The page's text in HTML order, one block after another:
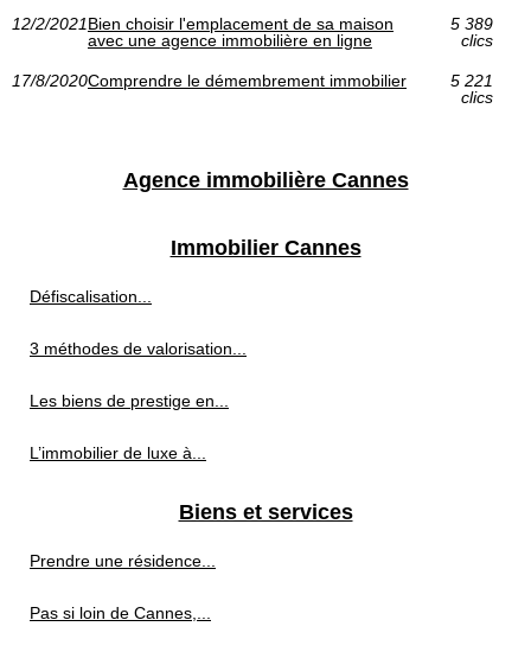
12/2/2021Bien choisir l'emplacement de sa maison
avec une agence immobilière en ligne
5 389
clics
17/8/2020Comprendre le démembrement immobilier
5 221
clics
Agence immobilière Cannes
Immobilier Cannes
Défiscalisation...
3 méthodes de valorisation...
Les biens de prestige en...
L’immobilier de luxe à...
Biens et services
Prendre une résidence...
Pas si loin de Cannes,...